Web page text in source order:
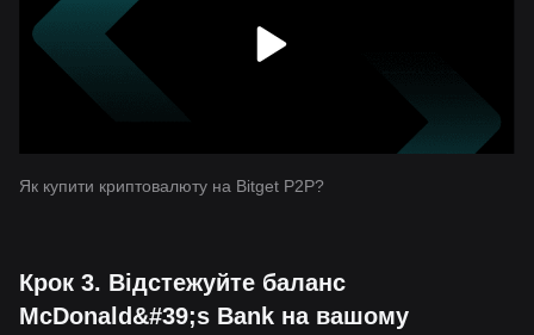
Як купити криптовалюту на Bitget P2P?
Крок 3. Відстежуйте баланс
McDonald&#39;s Bank на вашому